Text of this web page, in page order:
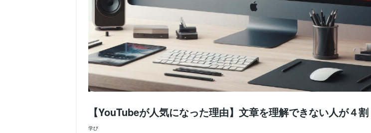
【YouTubeが人気になった理由】文章を理解できない人が４割
学び